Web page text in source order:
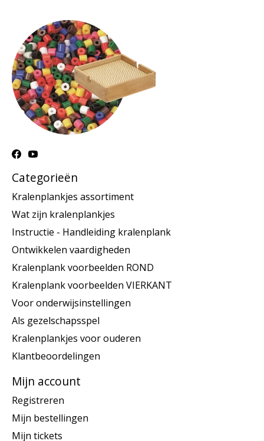
Categorieën
Kralenplankjes assortiment
Wat zijn kralenplankjes
Instructie - Handleiding kralenplank
Ontwikkelen vaardigheden
Kralenplank voorbeelden ROND
Kralenplank voorbeelden VIERKANT
Voor onderwijsinstellingen
Als gezelschapsspel
Kralenplankjes voor ouderen
Klantbeoordelingen
Mijn account
Registreren
Mijn bestellingen
Mijn tickets